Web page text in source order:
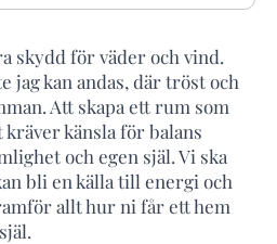
skydd för väder och vind.
jag kan andas, där tröst och
Att skapa ett rum som
kräver känsla för balans
och egen själ. Vi ska
bli en källa till energi och
allt hur ni får ett hem